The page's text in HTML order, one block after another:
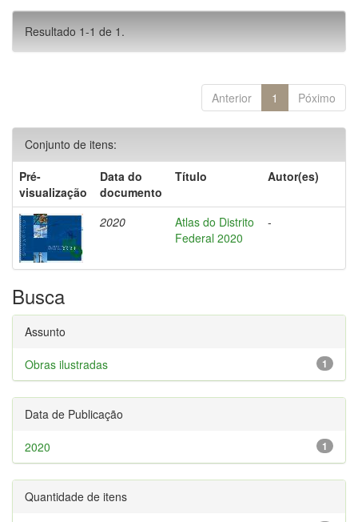
Resultado 1-1 de 1.
Anterior 1 Póximo
Conjunto de itens:
Pré-
visualização
Data do
documento
Título Autor(es)
2020
Atlas do Distrito
Federal 2020
-
Busca
Assunto
1
Obras ilustradas
Data de Publicação
1
2020
Quantidade de itens